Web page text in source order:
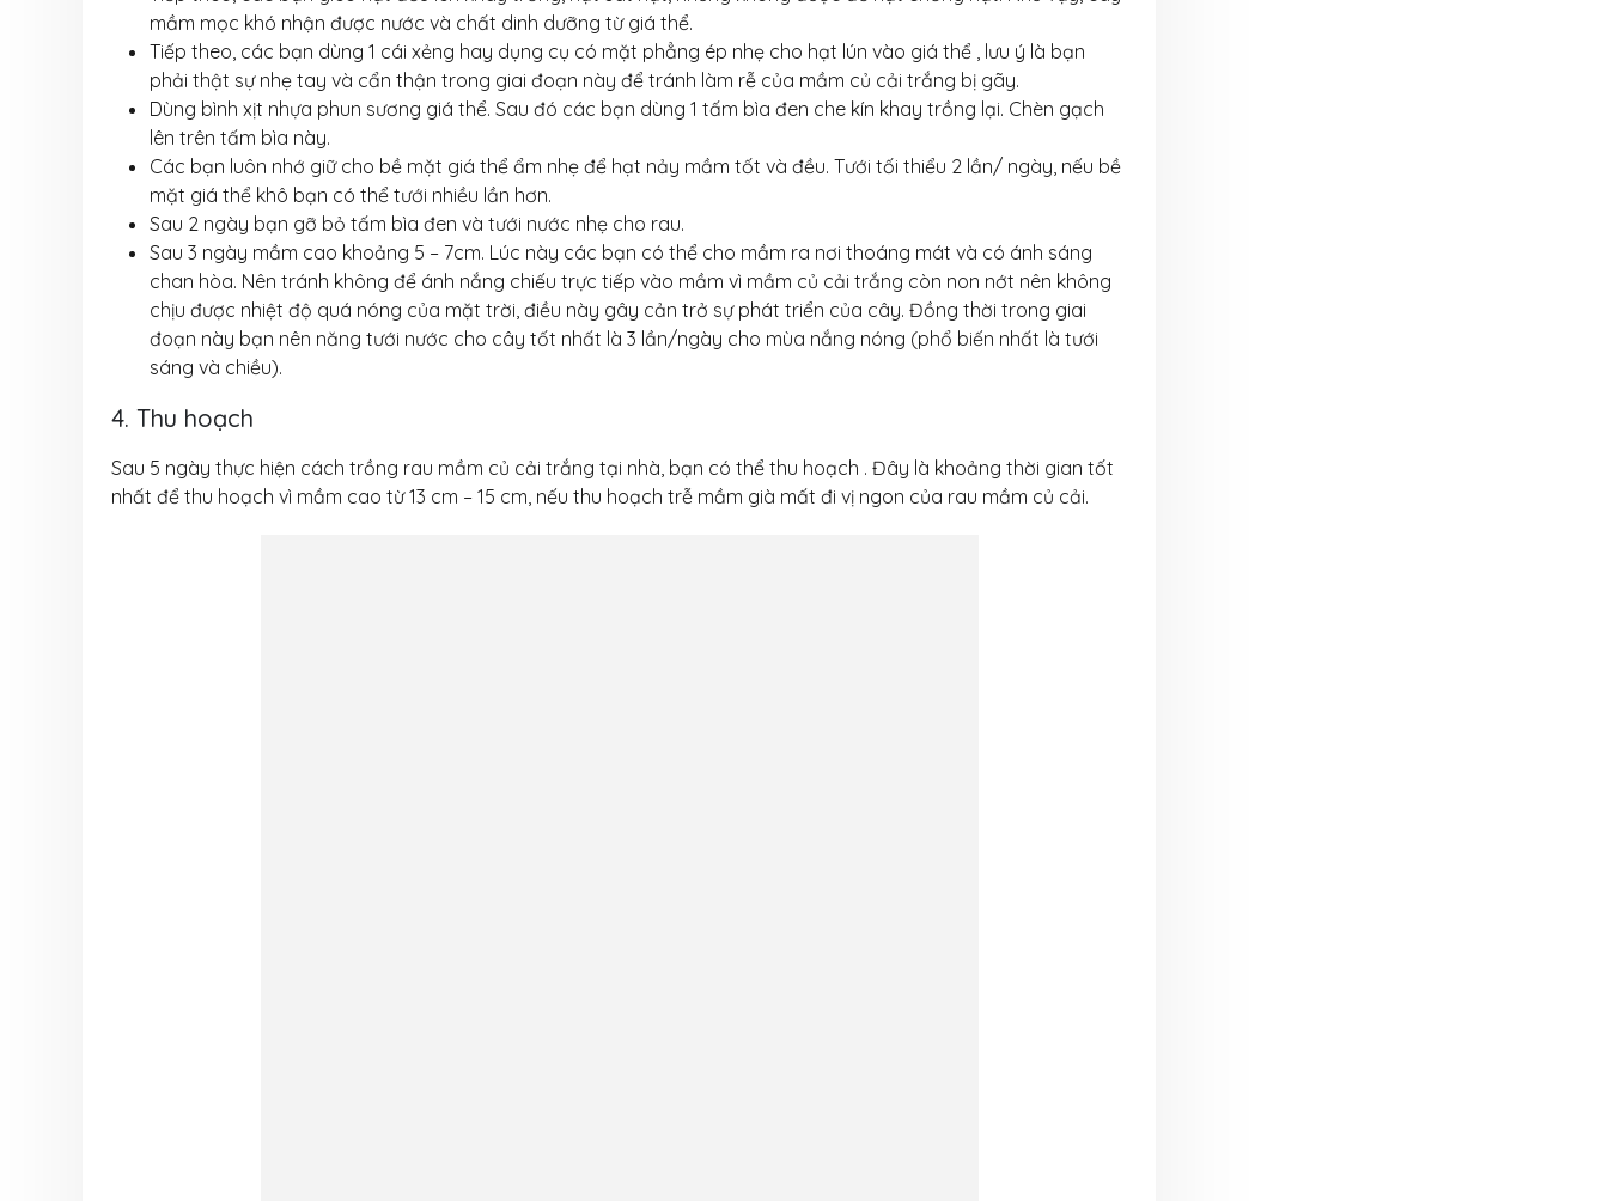
mầm mọc khó nhận được nước và chất dinh dưỡng từ giá thể.
Tiếp theo, các bạn dùng 1 cái xẻng hay dụng cụ có mặt phẳng ép nhẹ cho hạt lún vào giá thể , lưu ý là bạn
phải thật sự nhẹ tay và cẩn thận trong giai đoạn này để tránh làm rễ của mầm củ cải trắng bị gãy.
Dùng bình xịt nhựa phun sương giá thể. Sau đó các bạn dùng 1 tấm bìa đen che kín khay trồng lại. Chèn gạch
lên trên tấm bìa này.
Các bạn luôn nhớ giữ cho bề mặt giá thể ẩm nhẹ để hạt nảy mầm tốt và đều. Tưới tối thiểu 2 lần/ ngày, nếu bề
mặt giá thể khô bạn có thể tưới nhiều lần hơn.
Sau 2 ngày bạn gỡ bỏ tấm bìa đen và tưới nước nhẹ cho rau.
Sau 3 ngày mầm cao khoảng 5 – 7cm. Lúc này các bạn có thể cho mầm ra nơi thoáng mát và có ánh sáng
chan hòa. Nên tránh không để ánh nắng chiếu trực tiếp vào mầm vì mầm củ cải trắng còn non nớt nên không
chịu được nhiệt độ quá nóng của mặt trời, điều này gây cản trở sự phát triển của cây. Đồng thời trong giai
đoạn này bạn nên năng tưới nước cho cây tốt nhất là 3 lần/ngày cho mùa nắng nóng (phổ biến nhất là tưới
sáng và chiều).
4. Thu hoạch
Sau 5 ngày thực hiện cách trồng rau mầm củ cải trắng tại nhà, bạn có thể thu hoạch . Đây là khoảng thời gian tốt
nhất để thu hoạch vì mầm cao từ 13 cm – 15 cm, nếu thu hoạch trễ mầm già mất đi vị ngon của rau mầm củ cải.